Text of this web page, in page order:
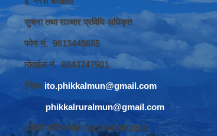
सुचना तथा सञ्‍चार प्रविधि अधिकृत
फोन नं. 9813445685
मोवाईल नं. 9843747501
ईमेलः ito.phikkalmun@gmail.com
phikkalruralmun@gmail.com
अडियो नोटिस वोर्डः 1610047692026